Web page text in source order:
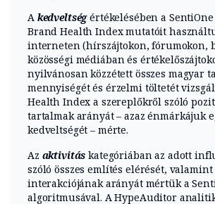
A kedveltségértékelésében a
Brand Health Index mutatóit
interneten (hírszájtokon, fórumokon,
közösségi médiában és
nyilvánosan közzétett összes magyar
mennyiségét és érzelmi töltetét
Health Index a szereplőkről szóló
tartalmak arányát – azaz énmárkájuk
kedveltségét – mérte.
Az aktivitás kategóriában az adott
szóló összes említés elérését,
interakciójának arányát mértük a
algoritmusával. A HypeAuditor